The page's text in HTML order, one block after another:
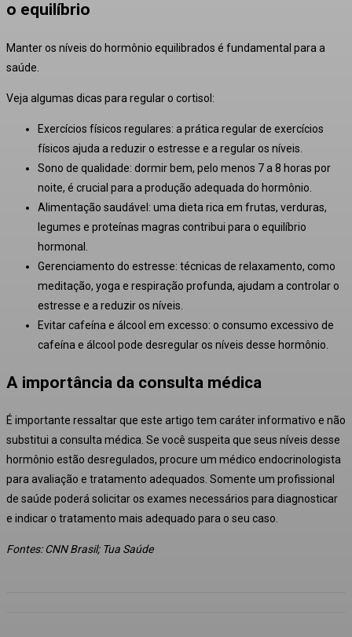
o equilíbrio
Manter os níveis do hormônio equilibrados é fundamental para a
saúde.
Veja algumas dicas para regular o cortisol:
Exercícios físicos regulares: a prática regular de exercícios
físicos ajuda a reduzir o estresse e a regular os níveis
Sono de qualidade: dormir bem, pelo menos 7 a 8 horas por
noite, é crucial para a produção adequada do hormônio
Alimentação saudável: uma dieta rica em frutas, verduras,
legumes e proteínas magras contribui para o equilíbrio
hormonal
Gerenciamento do estresse: técnicas de relaxamento, como
meditação, yoga e respiração profunda, ajudam a controlar o
estresse e a reduzir os níveis
Evitar cafeína e álcool em excesso: o consumo excessivo de
cafeína e álcool pode desregular os níveis desse hormônio.
A importância da consulta médica
É importante ressaltar que este artigo tem caráter informativo e não
substitui a consulta médica. Se você suspeita que seus níveis desse
hormônio estão desregulados, procure um médico endocrinologista
para avaliação e tratamento adequados. Somente um profissional
de saúde poderá solicitar os exames necessários para diagnosticar
e indicar o tratamento mais adequado para o seu caso.
Fontes: CNN Brasil; Tua Saúde